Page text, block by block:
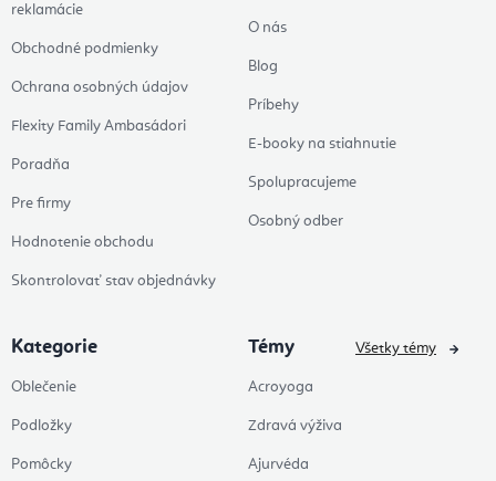
reklamácie
Obchodné podmienky
Ochrana osobných údajov
Flexity Family Ambasádori
Poradňa
Pre firmy
Hodnotenie obchodu
Skontrolovať stav objednávky
O nás
Blog
Príbehy
E-booky na stiahnutie
Spolupracujeme
Osobný odber
Kategorie
Oblečenie
Podložky
Pomôcky
Témy
Acroyoga
Zdravá výživa
Ajurvéda
Všetky témy